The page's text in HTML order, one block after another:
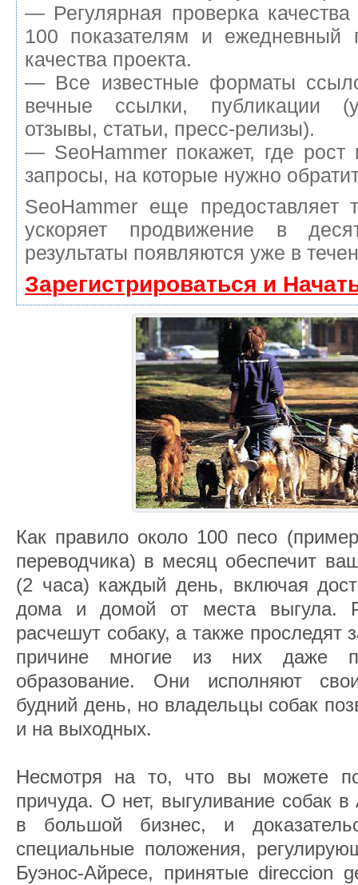
— Регулярная проверка
100 показателям и ежедневный
качества проекта.
— Все известные форматы
вечные ссылки, публикации
отзывы, статьи, пресс-релизы).
— SeoHammer покажет, где
запросы, на которые нужно
SeoHammer еще предоставляет
ускоряет продвижение в
результаты появляются уже в
Зарегистрироваться и
Как правило около 100 песо
переводчика) в месяц обеспечит
(2 часа) каждый день, включая
дома и домой от места выгула.
расчешут собаку, а также проследят
причине многие из них даже
образование. Они исполняют
будний день, но владельцы собак
и на выходных.
Несмотря на то, что вы можете
причуда. О нет, выгуливание собак в
в большой бизнес, и
специальные положения,
Буэнос-Айресе, принятые direccion